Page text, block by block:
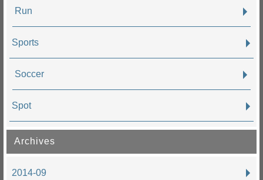
Run
Sports
Soccer
Spot
Archives
2014-09